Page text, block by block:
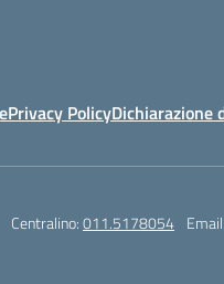
Privacy PolicyDichiarazione
Centralino:011.5178054 Email: